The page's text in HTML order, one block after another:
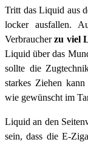
Tritt das Liquid aus
locker ausfallen.
Verbraucherzu viel
Liquid über das
sollte die
starkes Ziehen
wie gewünscht im
Liquid an den
sein, dass die E-